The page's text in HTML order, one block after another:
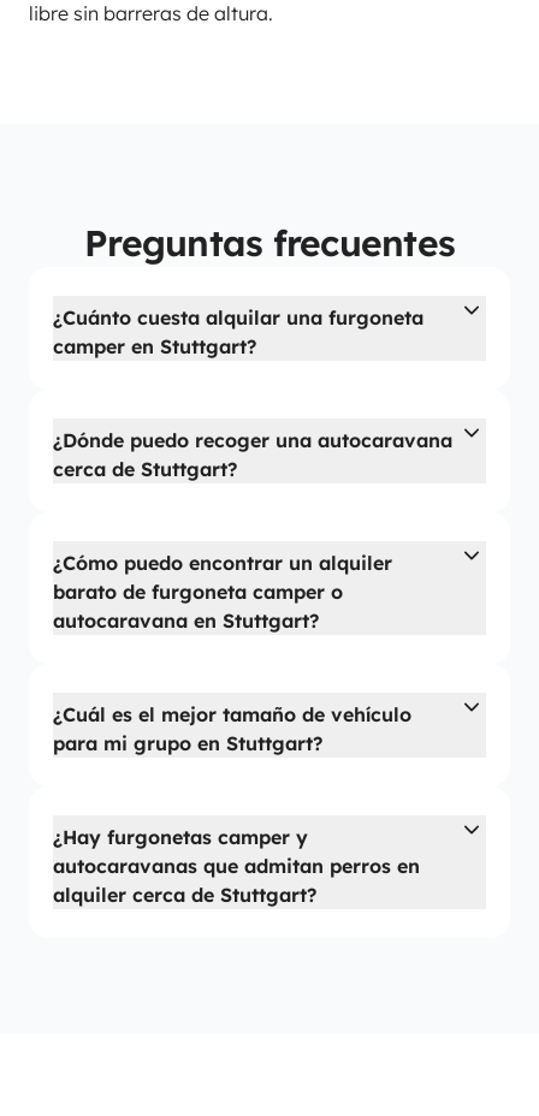
libre sin barreras de altura.
Preguntas frecuentes
¿Cuánto cuesta alquilar una furgoneta
camper en Stuttgart?
¿Dónde puedo recoger una autocaravana
cerca de Stuttgart?
¿Cómo puedo encontrar un alquiler
barato de furgoneta camper o
autocaravana en Stuttgart?
¿Cuál es el mejor tamaño de vehículo
para mi grupo en Stuttgart?
¿Hay furgonetas camper y
autocaravanas que admitan perros en
alquiler cerca de Stuttgart?